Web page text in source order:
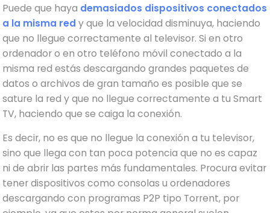
Puede que haya demasiados dispositivos conectados
a la misma red y que la velocidad disminuya, haciendo
que no llegue correctamente al televisor. Si en otro
ordenador o en otro teléfono móvil conectado a la
misma red estás descargando grandes paquetes de
datos o archivos de gran tamaño es posible que se
sature la red y que no llegue correctamente a tu Smart
TV, haciendo que se caiga la conexión.
Es decir, no es que no llegue la conexión a tu televisor,
sino que llega con tan poca potencia que no es capaz
ni de abrir las partes más fundamentales. Procura evitar
tener dispositivos como consolas u ordenadores
descargando con programas P2P tipo Torrent, por